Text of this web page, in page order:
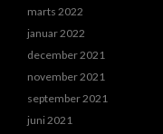
marts 2022
januar 2022
december 2021
november 2021
september 2021
juni 2021